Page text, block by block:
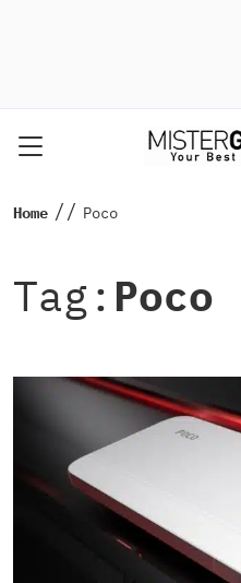
Home // Poco
Tag: Poco